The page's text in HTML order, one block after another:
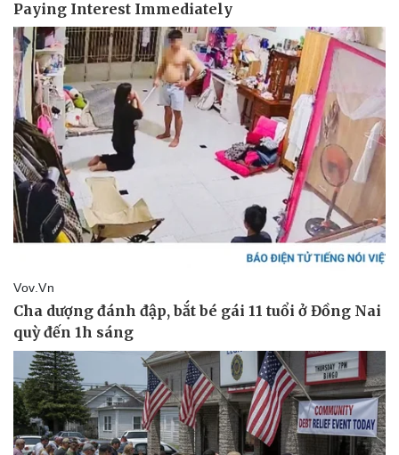
Tỷ giá
Chứng khoán
Giá cà phê